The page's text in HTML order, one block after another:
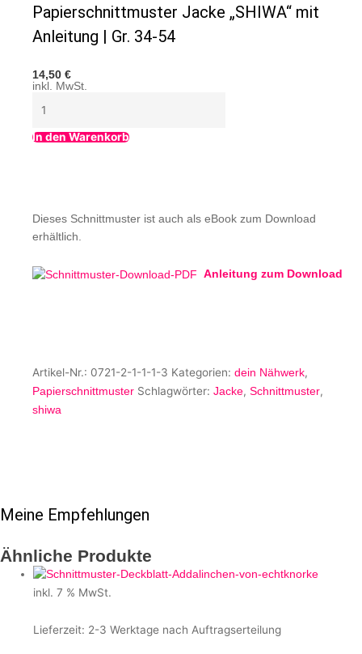
Papierschnittmuster Jacke „SHIWA“ mit
Anleitung | Gr. 34-54
14,50 €
inkl. MwSt.
In den Warenkorb
Dieses Schnittmuster ist auch als eBook zum Download
erhältlich.
Anleitung zum Download
Artikel-Nr.: 0721-2-1-1-1-3 Kategorien: dein Nähwerk,
Papierschnittmuster Schlagwörter: Jacke, Schnittmuster,
shiwa
Meine Empfehlungen
Ähnliche Produkte
inkl. 7 % MwSt.
Lieferzeit: 2-3 Werktage nach Auftragserteilung